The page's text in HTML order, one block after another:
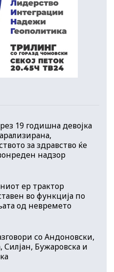
19 годишна девојка
за здравство ќе
надзор
ер трактор
во функција по
од невремето
со Андоновски,
Силјан, Бужаровска и